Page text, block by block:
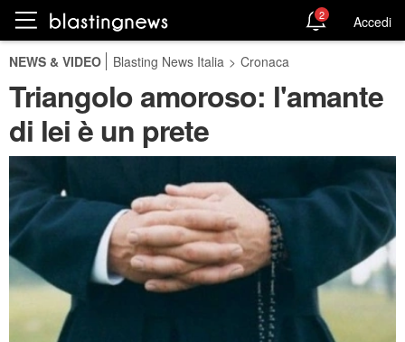
2 Accedi
NEWS & VIDEO Blasting News Italia > Cronaca
Triangolo amoroso: l'amante
di lei è un prete